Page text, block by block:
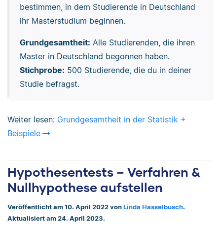
bestimmen, in dem Studierende in Deutschland
ihr Masterstudium beginnen.
Grundgesamtheit: Alle Studierenden, die ihren
Master in Deutschland begonnen haben.
Stichprobe: 500 Studierende, die du in deiner
Studie befragst.
Weiter lesen: Grundgesamtheit in der Statistik +
Beispiele
Hypothesentests – Verfahren &
Nullhypothese aufstellen
Veröffentlicht am 10. April 2022 von Linda Hasselbusch.
Aktualisiert am 24. April 2023.